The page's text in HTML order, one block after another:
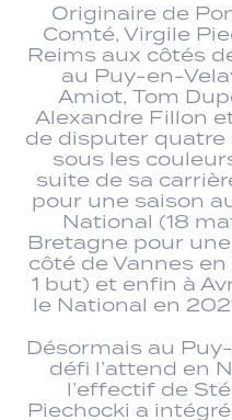
Originaire de
Comté, Virgile
Reims aux côtés
au Puy-en-
Amiot, Tom
Alexandre Fillon
de disputer quatre
sous les
suite de sa
pour une saison
National (18
Bretagne pour
côté de Vannes
1 but) et enfin à
le National en
Désormais au
défi l’attend en
l’effectif de
Piechocki a